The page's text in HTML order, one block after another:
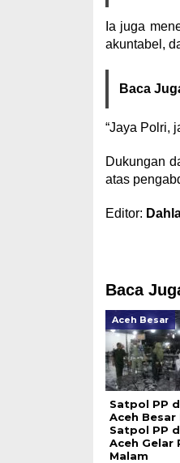
Ia juga
akuntabel,
Baca
“Jaya Polri,
Dukungan
atas
Editor:
Baca
Aceh Besar
Satpol PP
Aceh Besar
Satpol PP
Aceh Gelar
Malam